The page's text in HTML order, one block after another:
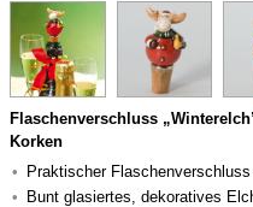
Flaschenverschluss
Korken
Praktischer
Bunt glasiertes, dekoratives